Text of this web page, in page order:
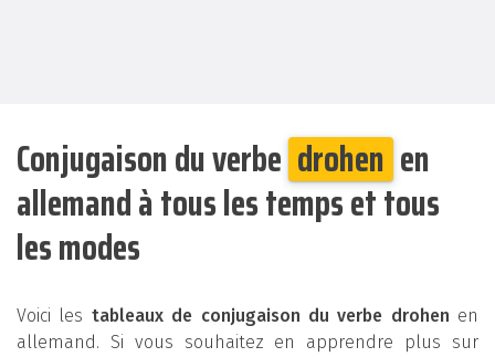
Conjugaison du verbe drohen en
allemand à tous les temps et tous
les modes
Voici les tableaux de conjugaison du verbe drohen en
allemand. Si vous souhaitez en apprendre plus sur